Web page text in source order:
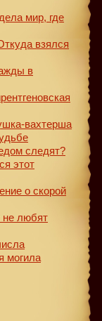
мир, где
взялся
в
вахтерша
следят?
этот
о скорой
не любят
могила